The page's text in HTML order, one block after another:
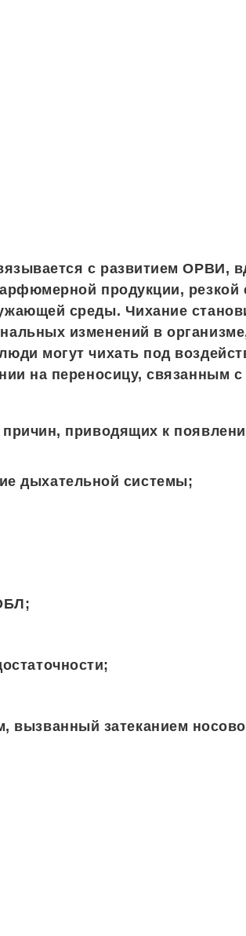
с развитием ОРВИ,
продукции, резкой
среды. Чихание
изменений в
могут чихать под
на переносицу, связанным
приводящих к
дыхательной системы;
вызванный затеканием